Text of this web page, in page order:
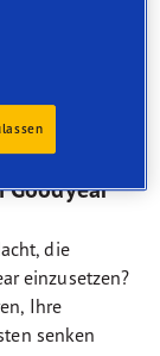
der
Goodyear
die
einzusetzen?
Ihre
senken